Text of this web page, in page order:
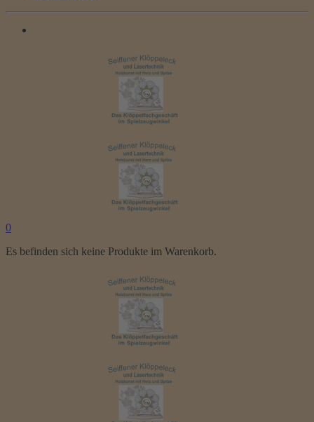
0
Es befinden sich keine Produkte im Warenkorb.